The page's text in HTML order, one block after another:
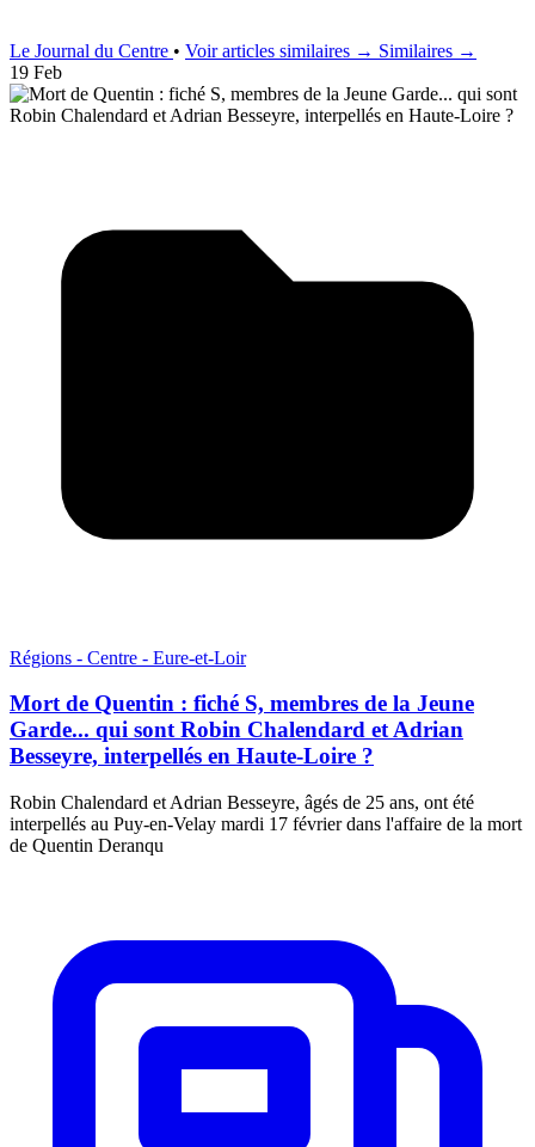
Le Journal du Centre • Voir articles similaires → Similaires →
19 Feb
Régions - Centre - Eure-et-Loir
Mort de Quentin : fiché S, membres de la Jeune
Garde... qui sont Robin Chalendard et Adrian
Besseyre, interpellés en Haute-Loire ?
Robin Chalendard et Adrian Besseyre, âgés de 25 ans, ont été
interpellés au Puy-en-Velay mardi 17 février dans l'affaire de la mort
de Quentin Deranqu